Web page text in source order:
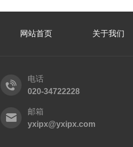
网站首页 关于我们
电话
020-34722228
邮箱
yxipx@yxipx.com